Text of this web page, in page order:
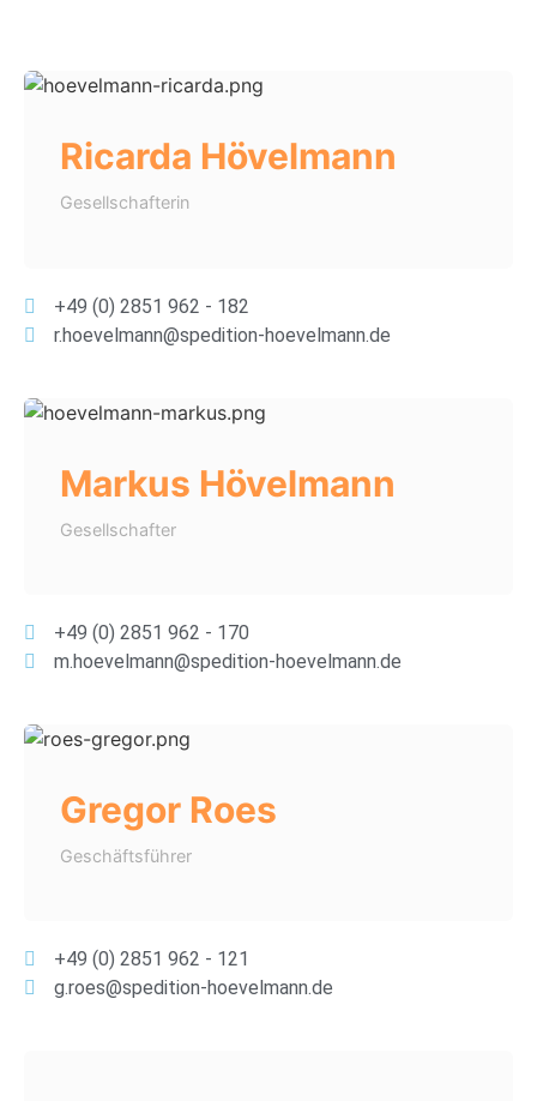
Ricarda Hövelmann
Gesellschafterin
+49 (0) 2851 962 - 182
r.hoevelmann@spedition-hoevelmann.de
Markus Hövelmann
Gesellschafter
+49 (0) 2851 962 - 170
m.hoevelmann@spedition-hoevelmann.de
Gregor Roes
Geschäftsführer
+49 (0) 2851 962 - 121
g.roes@spedition-hoevelmann.de